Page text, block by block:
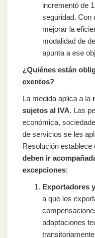
incrementó de
seguridad. Con
mejorar la
modalidad de
apunta a ese
¿Quiénes están
exentos?
La medida aplica a la
sujetos al IVA. Las
económica,
de servicios se les
Resolución establece
deben ir
excepciones:
Exportadores
a que los
adaptaciones